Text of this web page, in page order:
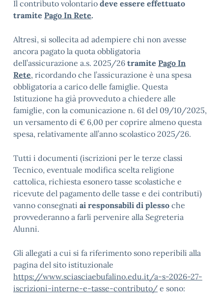
Il contributo volontario deve essere effettuato
tramite Pago In Rete.
Altresì, si sollecita ad adempiere chi non avesse
ancora pagato la quota obbligatoria
dell’assicurazione a.s. 2025/26 tramite Pago In
Rete, ricordando che l’assicurazione è una spesa
obbligatoria a carico delle famiglie. Questa
Istituzione ha già provveduto a chiedere alle
famiglie, con la comunicazione n. 61 del 09/10/2025,
un versamento di € 6,00 per coprire almeno questa
spesa, relativamente all’anno scolastico 2025/26.
Tutti i documenti (iscrizioni per le terze classi
Tecnico, eventuale modifica scelta religione
cattolica, richiesta esonero tasse scolastiche e
ricevute del pagamento delle tasse e dei contributi)
vanno consegnati ai responsabili di plesso che
provvederanno a farli pervenire alla Segreteria
Alunni.
Gli allegati a cui si fa riferimento sono reperibili alla
pagina del sito istituzionale
https://www.sciasciaebufalino.edu.it/a-s-2026-27-
iscrizioni-interne-e-tasse-contributo/ e sono: